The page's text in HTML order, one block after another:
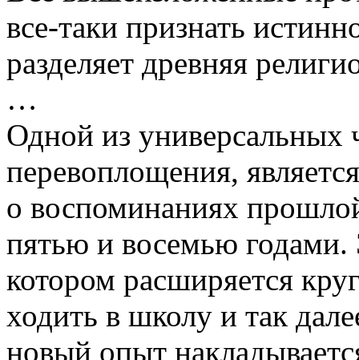
все-таки признать
разделяет древняя
…
Одной из универсальных
перевоплощения,
о воспоминаниях
пятью и восемью годами.
котором расширяется
ходить в школу и так
новый опыт